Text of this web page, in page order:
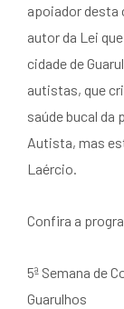
apoiador desta
autor da Lei
cidade de
autistas, que
saúde bucal da
Autista, mas
Laércio.
Confira a
5ª Semana de
Guarulhos